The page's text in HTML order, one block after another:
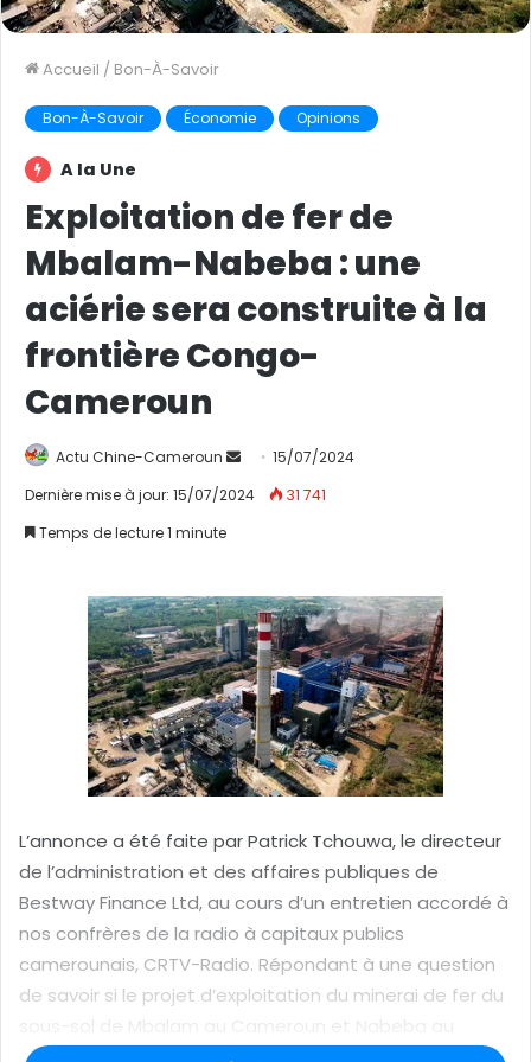
Accueil / Bon-À-Savoir
Bon-À-Savoir Économie Opinions
A la Une
Exploitation de fer de
Mbalam-Nabeba : une
aciérie sera construite à la
frontière Congo-
Cameroun
Actu Chine-Cameroun
n
e
r
u
n
c
o
u
r
e
l
15/07/2024
Dernière mise à jour: 15/07/2024
31 741
Temps de lecture 1 minute
L’annonce a été faite par Patrick Tchouwa, le directeur
de l’administration et des affaires publiques de
Bestway Finance Ltd, au cours d’un entretien accordé à
nos confrères de la radio à capitaux publics
camerounais, CRTV-Radio. Répondant à une question
de savoir si le projet d’exploitation du minerai de fer du
sous-sol de Mbalam au Cameroun et Nabeba au
Congo pourra réellement aider à développer la